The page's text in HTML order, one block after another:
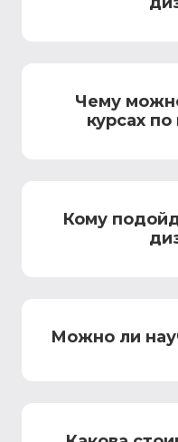
Чему
курсах
Кому
Можно ли